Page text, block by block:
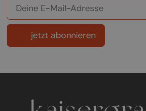
jetzt abonnieren